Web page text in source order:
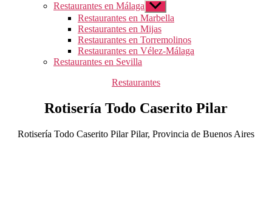
Restaurantes en Málaga Mostrar
el
submenú
Restaurantes en Marbella
Restaurantes en Mijas
Restaurantes en Torremolinos
Restaurantes en Vélez-Málaga
Restaurantes en Sevilla
Categorías
Restaurantes
Rotisería Todo Caserito Pilar
Rotisería Todo Caserito Pilar Pilar, Provincia de Buenos Aires